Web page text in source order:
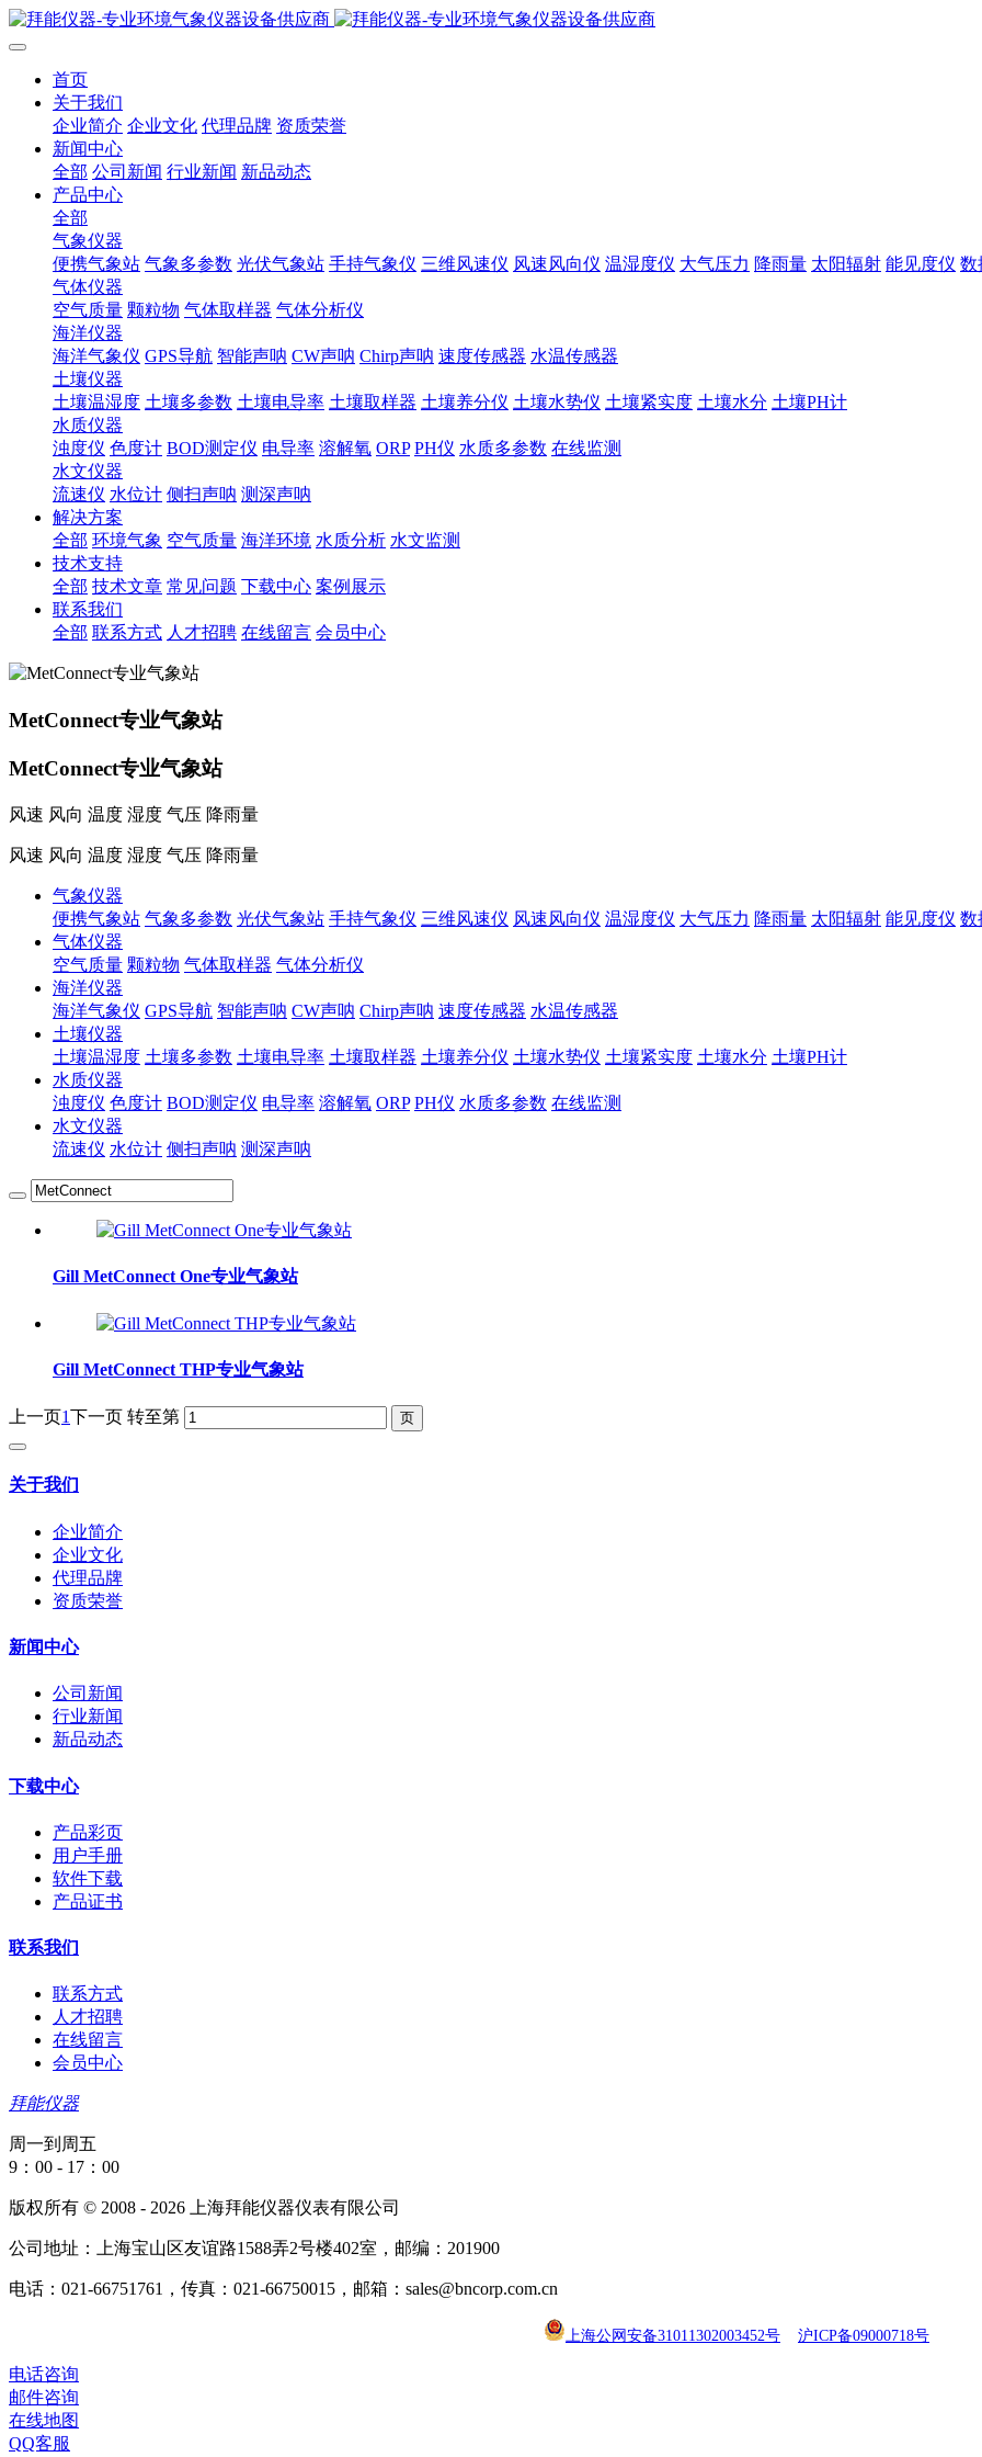
首页
关于我们
企业简介 企业文化 代理品牌 资质荣誉
新闻中心
全部 公司新闻 行业新闻 新品动态
产品中心
全部
气象仪器
便携气象站 气象多参数 光伏气象站 手持气象仪 三维风速仪 风速风向仪 温湿度仪 大气压力 降雨量 太阳辐射 能见度仪 数
气体仪器
空气质量 颗粒物 气体取样器 气体分析仪
海洋仪器
海洋气象仪 GPS导航 智能声呐 CW声呐 Chirp声呐 速度传感器 水温传感器
土壤仪器
土壤温湿度 土壤多参数 土壤电导率 土壤取样器 土壤养分仪 土壤水势仪 土壤紧实度 土壤水分 土壤PH计
水质仪器
浊度仪 色度计 BOD测定仪 电导率 溶解氧 ORP PH仪 水质多参数 在线监测
水文仪器
流速仪 水位计 侧扫声呐 测深声呐
解决方案
全部 环境气象 空气质量 海洋环境 水质分析 水文监测
技术支持
全部 技术文章 常见问题 下载中心 案例展示
联系我们
全部 联系方式 人才招聘 在线留言 会员中心
MetConnect专业气象站
MetConnect专业气象站
风速 风向 温度 湿度 气压 降雨量
风速 风向 温度 湿度 气压 降雨量
气象仪器
便携气象站 气象多参数 光伏气象站 手持气象仪 三维风速仪 风速风向仪 温湿度仪 大气压力 降雨量 太阳辐射 能见度仪 数
气体仪器
空气质量 颗粒物 气体取样器 气体分析仪
海洋仪器
海洋气象仪 GPS导航 智能声呐 CW声呐 Chirp声呐 速度传感器 水温传感器
土壤仪器
土壤温湿度 土壤多参数 土壤电导率 土壤取样器 土壤养分仪 土壤水势仪 土壤紧实度 土壤水分 土壤PH计
水质仪器
浊度仪 色度计 BOD测定仪 电导率 溶解氧 ORP PH仪 水质多参数 在线监测
水文仪器
流速仪 水位计 侧扫声呐 测深声呐
Gill MetConnect One专业气象站
Gill MetConnect THP专业气象站
上一页1下一页 转至第
关于我们
企业简介
企业文化
代理品牌
资质荣誉
新闻中心
公司新闻
行业新闻
新品动态
下载中心
产品彩页
用户手册
软件下载
产品证书
联系我们
联系方式
人才招聘
在线留言
会员中心
拜能仪器
周一到周五
9：00 - 17：00
版权所有 © 2008 - 2026 上海拜能仪器仪表有限公司
公司地址：上海宝山区友谊路1588弄2号楼402室，邮编：201900
电话：021-66751761，传真：021-66750015，邮箱：sales@bncorp.com.cn
上海公网安备31011302003452号 沪ICP备09000718号
电话咨询
邮件咨询
在线地图
QQ客服